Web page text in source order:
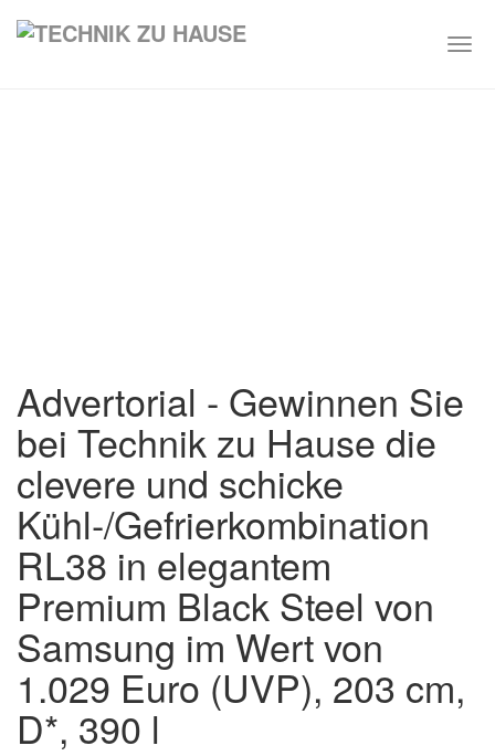
Advertorial - Gewinnen Sie
bei Technik zu Hause die
clevere und schicke
Kühl-/Gefrierkombination
RL38 in elegantem
Premium Black Steel von
Samsung im Wert von
1.029 Euro (UVP), 203 cm,
D*, 390 l